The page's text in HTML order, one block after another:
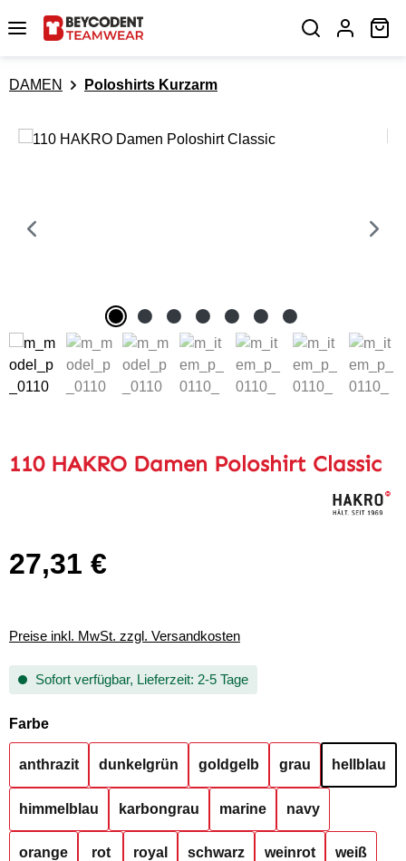
Zum Hauptinhalt springen
DAMEN Poloshirts Kurzarm
Bildergalerie überspringen
110 HAKRO Damen Poloshirt Classic
Regulärer Preis:
27,31 €
Preise inkl. MwSt. zzgl. Versandkosten
Sofort verfügbar, Lieferzeit: 2-5 Tage
Farbeauswählen
anthrazit dunkelgrün goldgelb grau hellblau
himmelblau karbongrau marine navy
orange rot royal schwarz weinrot weiß